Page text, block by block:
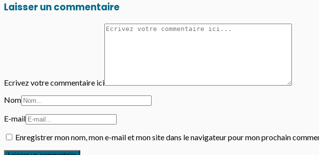
Laisser un commentaire
Ecrivez votre commentaire ici
Nom
E-mail
Enregistrer mon nom, mon e-mail et mon site dans le navigateur pour mon prochain